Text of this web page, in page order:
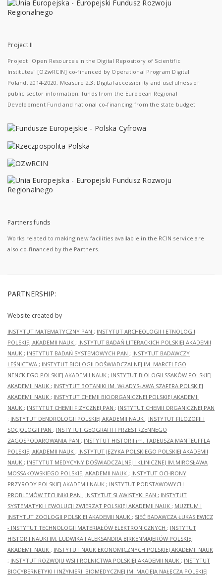
Project II
Project "Open Resources in the Digital Repository of Scientific
Institutes" [OZwRCIN] co-financed by Operational Program Digital
Poland, 2014-2020, Measure 2.3: Digital accessibility and usefulness of
public sector information; funds from the European Regional
Development Fund and national co-financing from the state budget.
Partners funds
Works related to making new facilities available in the RCIN service are
also co-financed by the Partners.
PARTNERSHIP:
Website created by
INSTYTUT MATEMATYCZNY PAN ; INSTYTUT ARCHEOLOGII I ETNOLOGII
POLSKIEJ AKADEMII NAUK ; INSTYTUT BADAŃ LITERACKICH POLSKIEJ AKADEMII
NAUK ; INSTYTUT BADAŃ SYSTEMOWYCH PAN ; INSTYTUT BADAWCZY
LEŚNICTWA ; INSTYTUT BIOLOGII DOŚWIADCZALNEJ IM. MARCELEGO
NENCKIEGO POLSKIEJ AKADEMII NAUK ; INSTYTUT BIOLOGII SSAKÓW POLSKIEJ
AKADEMII NAUK ; INSTYTUT BOTANIKI IM. WŁADYSŁAWA SZAFERA POLSKIEJ
AKADEMII NAUK ; INSTYTUT CHEMII BIOORGANICZNEJ POLSKIEJ AKADEMII
NAUK ; INSTYTUT CHEMII FIZYCZNEJ PAN ; INSTYTUT CHEMII ORGANICZNEJ PAN
; INSTYTUT DENDROLOGII POLSKIEJ AKADEMII NAUK ; INSTYTUT FILOZOFII I
SOCJOLOGII PAN ; INSTYTUT GEOGRAFII I PRZESTRZENNEGO
ZAGOSPODAROWANIA PAN ; INSTYTUT HISTORII im. TADEUSZA MANTEUFFLA
POLSKIEJ AKADEMII NAUK ; INSTYTUT JĘZYKA POLSKIEGO POLSKIEJ AKADEMII
NAUK ; INSTYTUT MEDYCYNY DOŚWIADCZALNEJ I KLINICZNEJ IM.MIROSŁAWA
MOSSAKOWSKIEGO POLSKIEJ AKADEMII NAUK ; INSTYTUT OCHRONY
PRZYRODY POLSKIEJ AKADEMII NAUK ; INSTYTUT PODSTAWOWYCH
PROBLEMÓW TECHNIKI PAN ; INSTYTUT SLAWISTYKI PAN ; INSTYTUT
SYSTEMATYKI I EWOLUCJI ZWIERZĄT POLSKIEJ AKADEMII NAUK ; MUZEUM I
INSTYTUT ZOOLOGII POLSKIEJ AKADEMII NAUK ; SIEĆ BADAWCZA ŁUKASIEWICZ
- INSTYTUT TECHNOLOGII MATERIAŁÓW ELEKTRONICZNYCH ; INSTYTUT
HISTORII NAUKI IM. LUDWIKA I ALEKSANDRA BIRKENMAJERÓW POLSKIEJ
AKADEMII NAUK ; INSTYTUT NAUK EKONOMICZNYCH POLSKIEJ AKADEMII NAUK
; INSTYTUT ROZWOJU WSI I ROLNICTWA POLSKIEJ AKADEMII NAUK ; INSTYTUT
BIOCYBERNETYKI I INŻYNIERII BIOMEDYCZNEJ IM. MACIEJA NAŁĘCZA POLSKIEJ